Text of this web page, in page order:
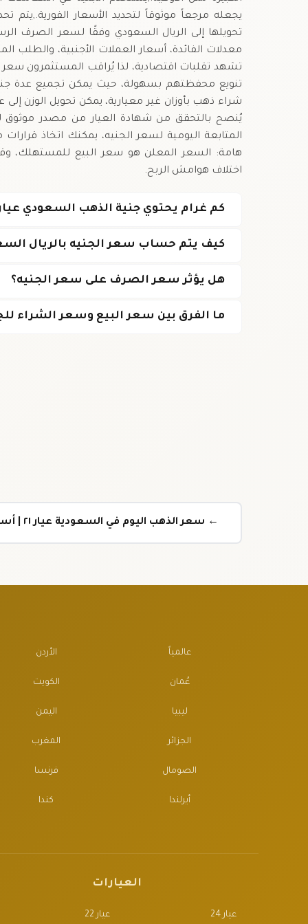
يجعله مرجعاً موثوقاً لتحديد الأسعار
تحويلها إلى الريال السعودي وفقًا لسعر الصرف
معدلات الفائدة، أسعار العملات الأجنبية، والطلب
تشهد تقلبات اقتصادية، لذا يُراقب المستثمرون سعر
يُنصح بالتحقق من شهادة العيار من مصدر موثوق
المتابعة اليومية لسعر الجنيه، يمكنك اتخاذ
هامة: السعر المعلن هو سعر البيع للمستهلك،
اختلاف هوامش الربح.
كم غرام يحتوي جنية الذهب السعودي عيار
كيف يتم حساب سعر الجنيه بالريال
هل يؤثر سعر الصرف على سعر الجنيه؟
ما الفرق بين سعر البيع وسعر الشراء
← سعر الذهب اليوم في السعودية عيار ٢١ | أسعار ٢٤ تحديث يومي
عالمياً الأردن
عُمان الكويت
ليبيا اليمن
الجزائر المغرب
الصومال فرنسا
أيرلندا كندا
العيارات
عيار 24 عيار 22